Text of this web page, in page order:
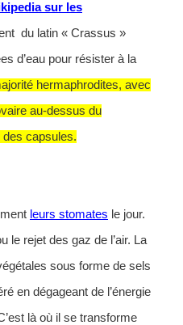
sur les
du latin « Crassus »
d’eau pour résister à la
hermaphrodites, avec
au-dessus du
des capsules.
leurs stomates le jour.
le rejet des gaz de l’air. La
sous forme de sels
en dégageant de l’énergie
là où il se transforme